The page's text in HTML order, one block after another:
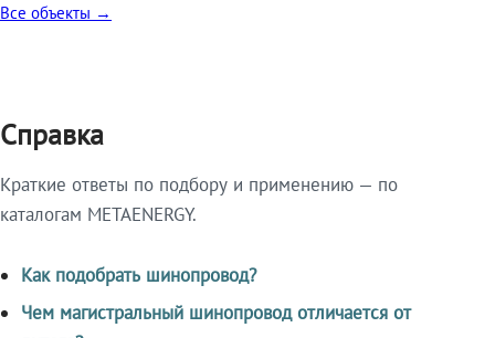
Все объекты →
Справка
Краткие ответы по подбору и применению — по
каталогам METAENERGY.
Как подобрать шинопровод?
Чем магистральный шинопровод отличается от